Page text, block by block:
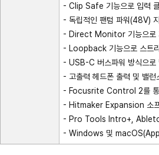
- Clip Safe 기능으로 입력
- 독립적인 팬텀 파워(48V)
- Direct Monitor 기능으로
- Loopback 기능으로 스트
- USB-C 버스파워 방식으로
- 고출력 헤드폰 출력 및 밸
- Focusrite Control 2를 통
- Hitmaker Expansion 소프
- Pro Tools Intro+,
- Windows 및